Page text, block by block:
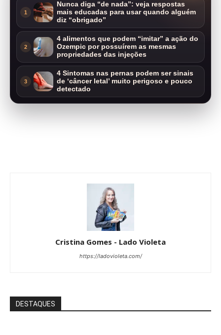
1
Nunca diga “de nada”: veja respostas
mais educadas para usar quando alguém
diz “obrigado”
2
4 alimentos que podem “imitar” a ação do
Ozempic por possuírem as mesmas
propriedades das injeções
3
4 Sintomas nas pernas podem ser sinais
de ‘câncer letal’ muito perigoso e pouco
detectado
Cristina Gomes - Lado Violeta
https://ladovioleta.com/
DESTAQUES